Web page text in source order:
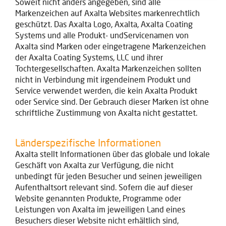
Markenzeichen auf Axalta Websites markenrechtlich
geschützt. Das Axalta Logo, Axalta, Axalta Coating
Systems und alle Produkt- undServicenamen von
Axalta sind Marken oder eingetragene Markenzeichen
der Axalta Coating Systems, LLC und ihrer
Tochtergesellschaften. Axalta Markenzeichen sollten
nicht in Verbindung mit irgendeinem Produkt und
Service verwendet werden, die kein Axalta Produkt
oder Service sind. Der Gebrauch dieser Marken ist ohne
schriftliche Zustimmung von Axalta nicht gestattet.
Länderspezifische Informationen
Axalta stellt Informationen über das globale und lokale
Geschäft von Axalta zur Verfügung, die nicht
unbedingt für jeden Besucher und seinen jeweiligen
Aufenthaltsort relevant sind. Sofern die auf dieser
Website genannten Produkte, Programme oder
Leistungen von Axalta im jeweiligen Land eines
Besuchers dieser Website nicht erhältlich sind,